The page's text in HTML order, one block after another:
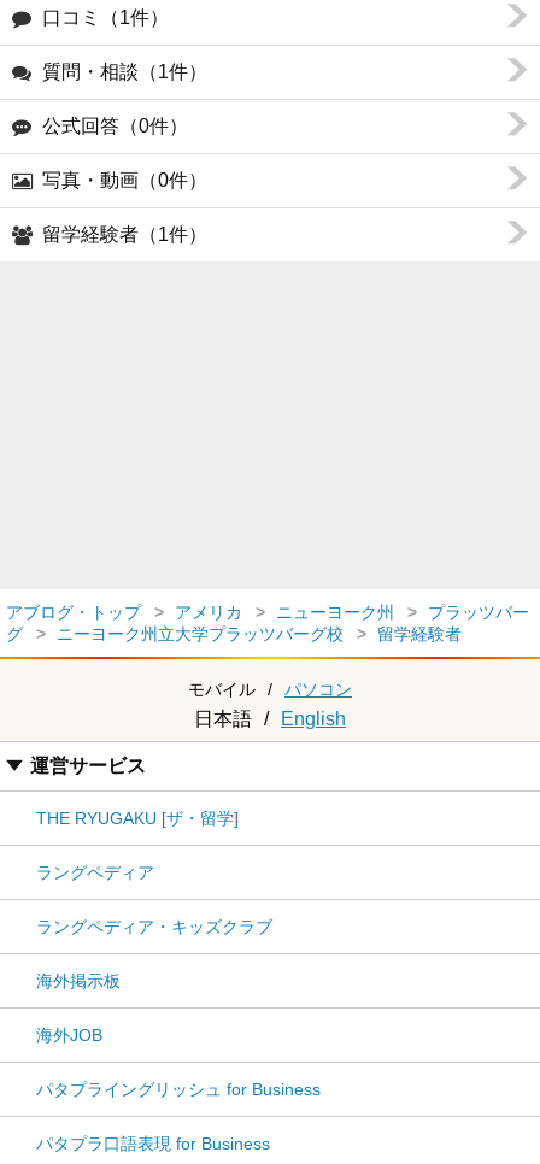
口コミ（1件）
質問・相談（1件）
公式回答（0件）
写真・動画（0件）
留学経験者（1件）
アブログ・トップ アメリカ ニューヨーク州
プラッツバー
グ
ニーヨーク州立大学プラッツバーグ校 留学経験者
モバイル / パソコン
日本語 / English
運営サービス
THE RYUGAKU [ザ・留学]
ラングペディア
ラングペディア・キッズクラブ
海外掲示板
海外JOB
パタプライングリッシュ for Business
パタプラ口語表現 for Business